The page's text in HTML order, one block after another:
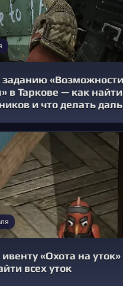
заданию
в Таркове — как найти
и что делать
ивенту «Охота на
всех уток